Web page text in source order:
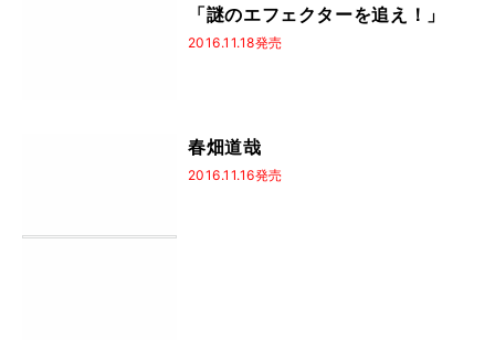
「謎のエフェクターを追え！」
2016.11.18発売
春畑道哉
2016.11.16発売